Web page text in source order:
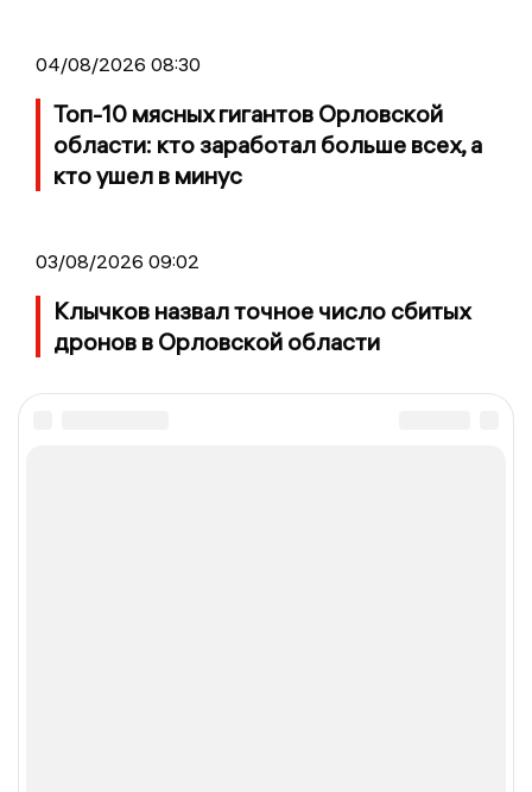
04/08/2026 08:30
Топ-10 мясных гигантов Орловской
области: кто заработал больше всех, а
кто ушел в минус
03/08/2026 09:02
Клычков назвал точное число сбитых
дронов в Орловской области